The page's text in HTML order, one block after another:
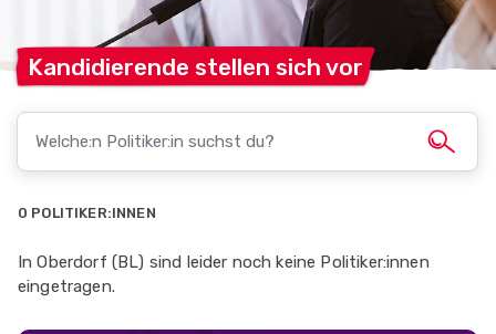
Kandidierende stellen sich vor
0 POLITIKER:INNEN
In Oberdorf (BL) sind leider noch keine Politiker:innen
eingetragen.